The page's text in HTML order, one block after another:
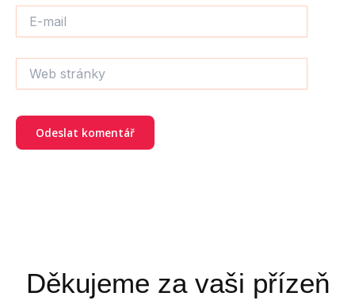
mail
stránky
Děkujeme za vaši přízeň